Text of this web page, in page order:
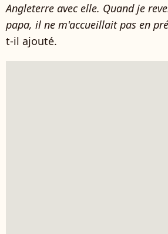
Angleterre avec elle. Quand je
papa, il ne m'accueillait pas en
t-il ajouté.